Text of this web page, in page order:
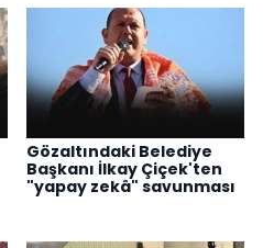
Gözaltındaki Belediye
Başkanı İlkay Çiçek'ten
"yapay zekâ" savunması